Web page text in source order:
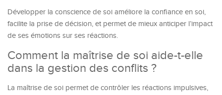
Développer la conscience de soi améliore la confiance en soi,
facilite la prise de décision, et permet de mieux anticiper l’impact
de ses émotions sur ses réactions.
Comment la maîtrise de soi aide-t-elle
dans la gestion des conflits ?
La maîtrise de soi permet de contrôler les réactions impulsives,